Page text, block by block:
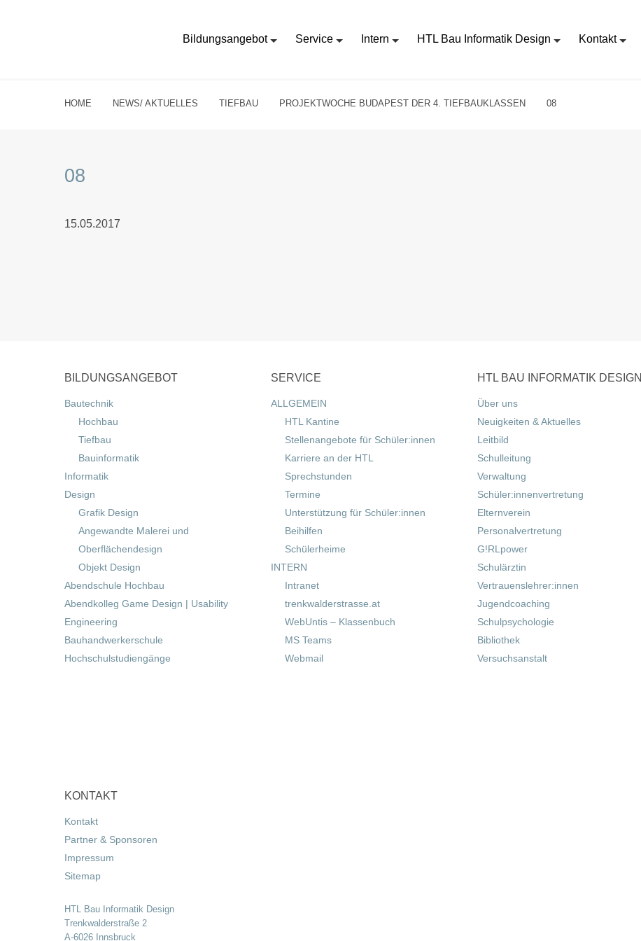
Bildungsangebot Service Intern HTL Bau Informatik Design Kontakt
HOME NEWS/ AKTUELLES TIEFBAU PROJEKTWOCHE BUDAPEST DER 4. TIEFBAUKLASSEN 08
08
15.05.2017
BILDUNGSANGEBOT
Bautechnik
Hochbau
Tiefbau
Bauinformatik
Informatik
Design
Grafik Design
Angewandte Malerei und
Oberflächendesign
Objekt Design
Abendschule Hochbau
Abendkolleg Game Design | Usability
Engineering
Bauhandwerkerschule
Hochschulstudiengänge
SERVICE
ALLGEMEIN
HTL Kantine
Stellenangebote für Schüler:innen
Karriere an der HTL
Sprechstunden
Termine
Unterstützung für Schüler:innen
Beihilfen
Schülerheime
INTERN
Intranet
trenkwalderstrasse.at
WebUntis – Klassenbuch
MS Teams
Webmail
HTL BAU INFORMATIK DESIGN
Über uns
Neuigkeiten & Aktuelles
Leitbild
Schulleitung
Verwaltung
Schüler:innenvertretung
Elternverein
Personalvertretung
G!RLpower
Schulärztin
Vertrauenslehrer:innen
Jugendcoaching
Schulpsychologie
Bibliothek
Versuchsanstalt
KONTAKT
Kontakt
Partner & Sponsoren
Impressum
Sitemap
HTL Bau Informatik Design
Trenkwalderstraße 2
A-6026 Innsbruck